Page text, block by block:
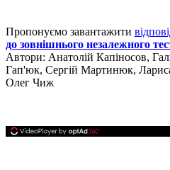
Пропонуємо завантажити
до зовнішнього незалежного
Автори: Анатолій Капіносов,
Гап'юк, Сергій Мартинюк,
Олег Чиж